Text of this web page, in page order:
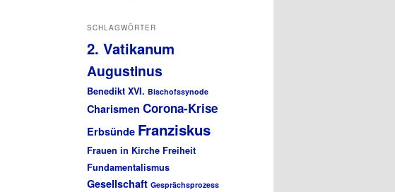
SCHLAGWÖRTER
2. Vatikanum
Augustinus
Benedikt XVI. Bischofssynode
Charismen Corona-Krise
Erbsünde Franziskus
Frauen in Kirche Freiheit
Fundamentalismus
Gesellschaft Gesprächsprozess